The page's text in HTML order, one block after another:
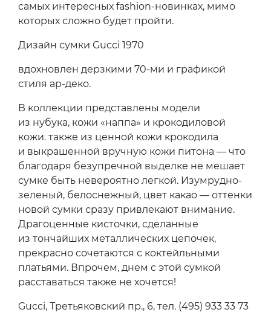
самых интересных fashion-новинках, мимо
которых сложно будет пройти.
Дизайн сумки Gucci 1970
вдохновлен дерзкими 70-ми и графикой
стиля ар-деко.
В коллекции представлены модели
из нубука, кожи «наппа» и крокодиловой
кожи. также из ценной кожи крокодила
и выкрашенной вручную кожи питона — что
благодаря безупречной выделке не мешает
сумке быть невероятно легкой. Изумрудно-
зеленый, белоснежный, цвет какао — оттенки
новой сумки сразу привлекают внимание.
Драгоценные кисточки, сделанные
из тончайших металлических цепочек,
прекрасно сочетаются с коктейльными
платьями. Впрочем, днем с этой сумкой
расставаться также не хочется!
Gucci, Третьяковский пр., 6, тел. (495) 933 33 73